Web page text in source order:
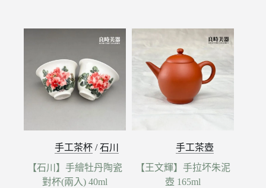
手工茶杯 /石川
【石川】手繪牡丹陶瓷
對杯(兩入) 40ml
手工茶壺
【王文輝】手拉坏朱泥
壺 165ml